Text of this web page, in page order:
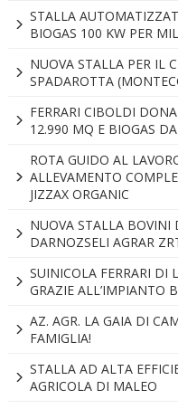
STALLA
BIOGAS 100 KW PER
NUOVA STALLA PER IL
SPADAROTTA
FERRARI CIBOLDI
12.990 MQ E BIOGAS
ROTA GUIDO AL
ALLEVAMENTO
JIZZAX ORGANIC
NUOVA STALLA BOVINI
DARNOZSELI AGRAR
SUINICOLA FERRARI DI
GRAZIE ALL’IMPIANTO
AZ. AGR. LA GAIA DI
FAMIGLIA!
STALLA AD ALTA
AGRICOLA DI MALEO